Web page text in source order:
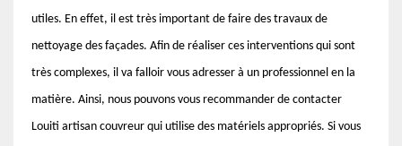
utiles. En effet, il est très important de faire des travaux de
nettoyage des façades. Afin de réaliser ces interventions qui sont
très complexes, il va falloir vous adresser à un professionnel en la
matière. Ainsi, nous pouvons vous recommander de contacter
Louiti artisan couvreur qui utilise des matériels appropriés. Si vous